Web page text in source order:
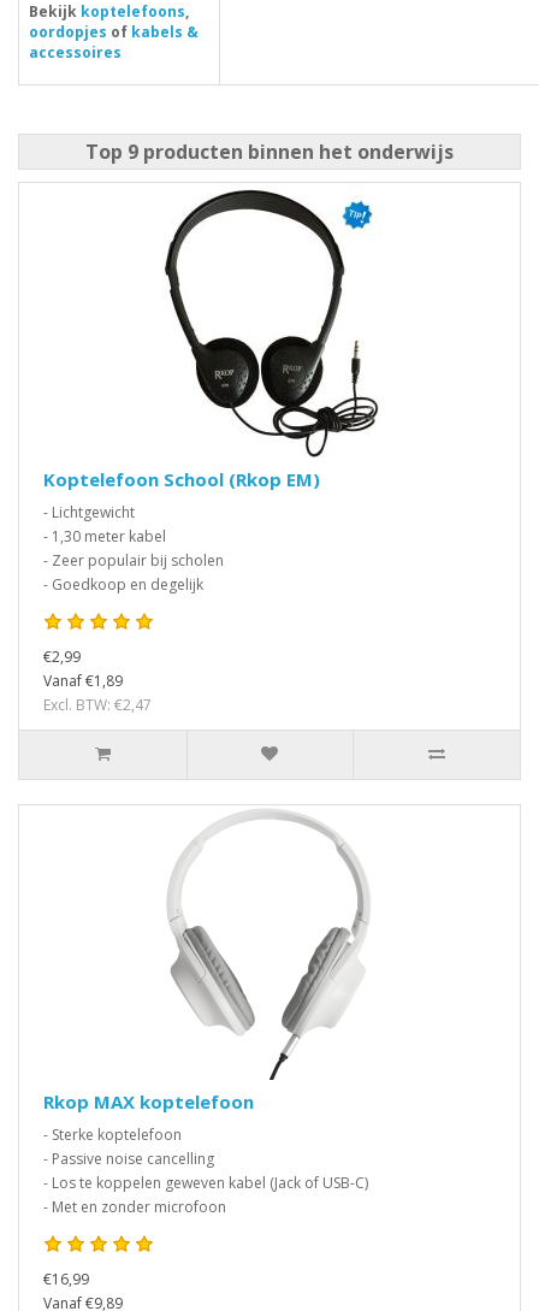
Bekijk koptelefoons,
oordopjes of kabels &
accessoires
Top 9 producten binnen het onderwijs
Koptelefoon School (Rkop EM)
- Lichtgewicht
- 1,30 meter kabel
- Zeer populair bij scholen
- Goedkoop en degelijk
€2,99
Vanaf €1,89
Excl. BTW: €2,47
Rkop MAX koptelefoon
- Sterke koptelefoon
- Passive noise cancelling
- Los te koppelen geweven kabel (Jack of USB-C)
- Met en zonder microfoon
€16,99
Vanaf €9,89